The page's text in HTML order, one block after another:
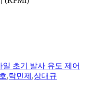
초기 발사 유도 제어
,탁민제 ,상대규